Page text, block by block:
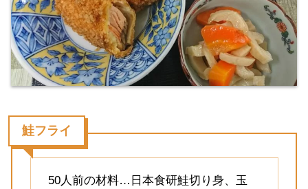
鮭フライ
50人前の材料…日本食研鮭切り身、玉